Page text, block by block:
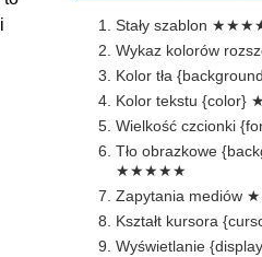
Stały szablon
Wykaz kolorów
Kolor tła
Kolor tekstu {color}
Wielkość czcionki
Tło obrazkowe
★★★★★
Zapytania mediów
Kształt kursora
Wyświetlanie